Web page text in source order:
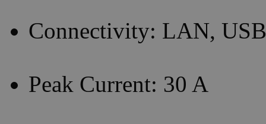
Connectivity: LAN, USB
Peak Current: 30 A